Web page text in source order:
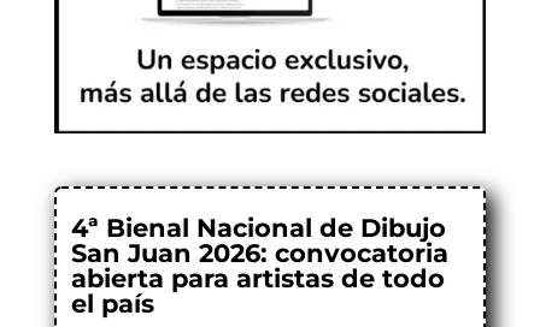
4ª Bienal Nacional de Dibujo
San Juan 2026: convocatoria
abierta para artistas de todo
el país